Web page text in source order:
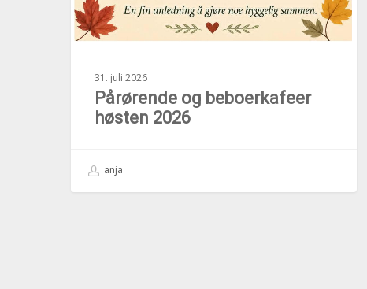
31. juli 2026
Pårørende og beboerkafeer
høsten 2026
anja